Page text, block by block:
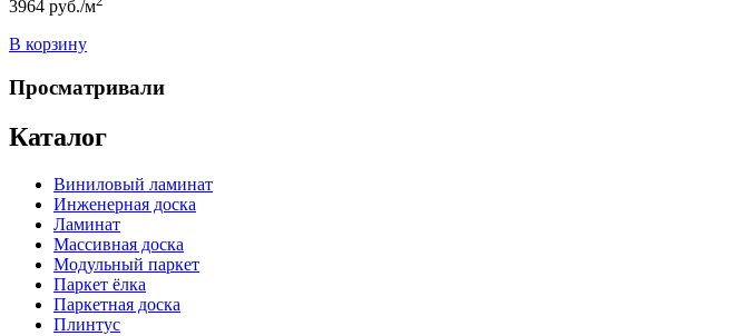
3964 руб./м
В корзину
Просматривали
Каталог
Виниловый ламинат
Инженерная доска
Ламинат
Массивная доска
Модульный паркет
Паркет ёлка
Паркетная доска
Плинтус